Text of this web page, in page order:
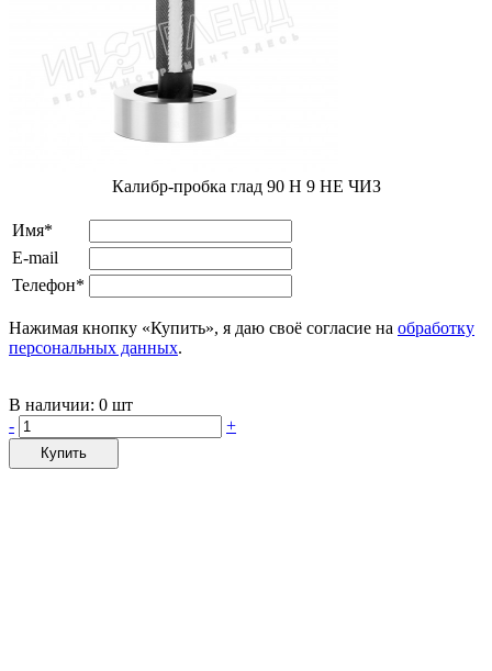
Калибр-пробка глад 90 H 9 НЕ ЧИЗ
Имя*
E-mail
Телефон*
Нажимая кнопку «Купить», я даю своё согласие на обработку
персональных данных.
В наличии: 0 шт
-
+
Купить